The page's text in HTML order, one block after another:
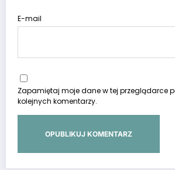
E-mail
Zapamiętaj moje dane w tej przeglądarce
kolejnych komentarzy.